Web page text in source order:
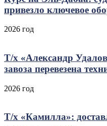
привезло ключевое
2026 год
Т/х «Александр
завоза перевезена
2026 год
Т/х «Камилла»: